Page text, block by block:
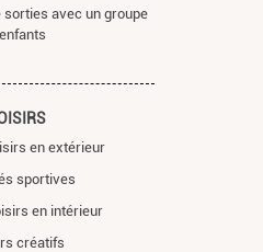
sorties avec un groupe
en extérieur
sportives
en intérieur
créatifs